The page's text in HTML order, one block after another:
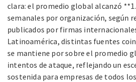
clara: el promedio global alcanzó
semanales por organización, según
publicados por firmas
Latinoamérica, distintas fuentes
se mantiene por sobre el promedio
intentos de ataque, reflejando un
sostenida para empresas de todos